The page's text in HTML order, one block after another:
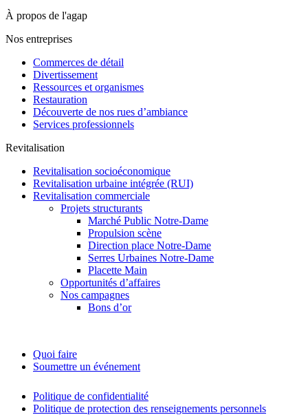
À propos de l'agap
Nos entreprises
Commerces de détail
Divertissement
Ressources et organismes
Restauration
Découverte de nos rues d’ambiance
Services professionnels
Revitalisation
Revitalisation socioéconomique
Revitalisation urbaine intégrée (RUI)
Revitalisation commerciale
Projets structurants
Marché Public Notre-Dame
Propulsion scène
Direction place Notre-Dame
Serres Urbaines Notre-Dame
Placette Main
Opportunités d’affaires
Nos campagnes
Bons d’or
Quoi faire
Soumettre un événement
Politique de confidentialité
Politique de protection des renseignements personnels